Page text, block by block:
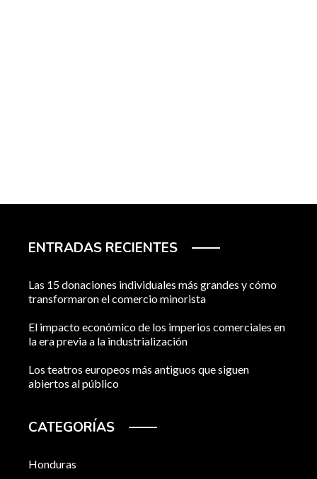
ENTRADAS RECIENTES
Las 15 donaciones individuales más grandes y cómo
transformaron el comercio minorista
El impacto económico de los imperios comerciales en
la era previa a la industrialización
Los teatros europeos más antiguos que siguen
abiertos al público
CATEGORÍAS
Honduras